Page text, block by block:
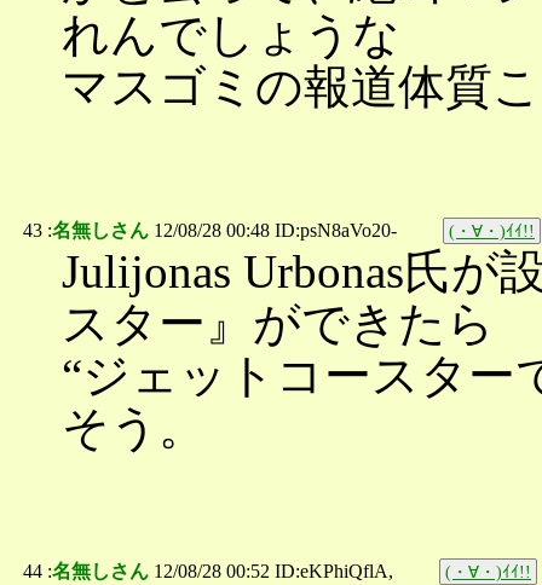
れんでしょうな
マスゴミの報道体質
43 :名無しさん 12/08/28 00:48 ID:psN8aVo20- (・∀・)ｲｲ!!
Julijonas Urbonas氏
スター』ができたら
“ジェットコースター
そう。
44 :名無しさん 12/08/28 00:52 ID:eKPhiQflA, (・∀・)ｲｲ!!